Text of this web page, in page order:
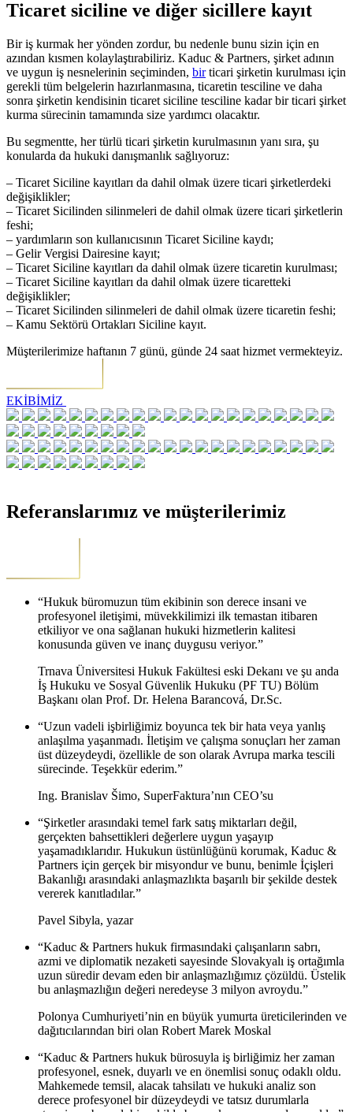
Ticaret siciline ve diğer sicillere kayıt
Bir iş kurmak her yönden zordur, bu nedenle bunu sizin için en
azından kısmen kolaylaştırabiliriz. Kaduc & Partners, şirket adının
ve uygun iş nesnelerinin seçiminden, birticari şirketin kurulması için
gerekli tüm belgelerin hazırlanmasına, ticaretin tesciline ve daha
sonra şirketin kendisinin ticaret siciline tesciline kadar bir ticari şirket
kurma sürecinin tamamında size yardımcı olacaktır.
Bu segmentte, her türlü ticari şirketin kurulmasının yanı sıra, şu
konularda da hukuki danışmanlık sağlıyoruz:
– Ticaret Siciline kayıtları da dahil olmak üzere ticari şirketlerdeki
değişiklikler;
– Ticaret Sicilinden silinmeleri de dahil olmak üzere ticari şirketlerin
feshi;
– yardımların son kullanıcısının Ticaret Siciline kaydı;
– Gelir Vergisi Dairesine kayıt;
– Ticaret Siciline kayıtları da dahil olmak üzere ticaretin kurulması;
– Ticaret Siciline kayıtları da dahil olmak üzere ticaretteki
değişiklikler;
– Ticaret Sicilinden silinmeleri de dahil olmak üzere ticaretin feshi;
– Kamu Sektörü Ortakları Siciline kayıt.
Müşterilerimize haftanın 7 günü, günde 24 saat hizmet vermekteyiz.
EKİBİMİZ
Referanslarımız ve müşterilerimiz
“Hukuk büromuzun tüm ekibinin son derece insani ve
profesyonel iletişimi, müvekkilimizi ilk temastan itibaren
etkiliyor ve ona sağlanan hukuki hizmetlerin kalitesi
konusunda güven ve inanç duygusu veriyor.”
Trnava Üniversitesi Hukuk Fakültesi eski Dekanı ve şu anda
İş Hukuku ve Sosyal Güvenlik Hukuku (PF TU) Bölüm
Başkanı olan Prof. Dr. Helena Barancová, Dr.Sc.
“Uzun vadeli işbirliğimiz boyunca tek bir hata veya yanlış
anlaşılma yaşanmadı. İletişim ve çalışma sonuçları her zaman
üst düzeydeydi, özellikle de son olarak Avrupa marka tescili
sürecinde. Teşekkür ederim.”
Ing. Branislav Šimo, SuperFaktura’nın CEO’su
“Şirketler arasındaki temel fark satış miktarları değil,
gerçekten bahsettikleri değerlere uygun yaşayıp
yaşamadıklarıdır. Hukukun üstünlüğünü korumak, Kaduc &
Partners için gerçek bir misyondur ve bunu, benimle İçişleri
Bakanlığı arasındaki anlaşmazlıkta başarılı bir şekilde destek
vererek kanıtladılar.”
Pavel Sibyla, yazar
“Kaduc & Partners hukuk firmasındaki çalışanların sabrı,
azmi ve diplomatik nezaketi sayesinde Slovakyalı iş ortağımla
uzun süredir devam eden bir anlaşmazlığımız çözüldü. Üstelik
bu anlaşmazlığın değeri neredeyse 3 milyon avroydu.”
Polonya Cumhuriyeti’nin en büyük yumurta üreticilerinden ve
dağıtıcılarından biri olan Robert Marek Moskal
“Kaduc & Partners hukuk bürosuyla iş birliğimiz her zaman
profesyonel, esnek, duyarlı ve en önemlisi sonuç odaklı oldu.
Mahkemede temsil, alacak tahsilatı ve hukuki analiz son
derece profesyonel bir düzeydeydi ve tatsız durumlarla